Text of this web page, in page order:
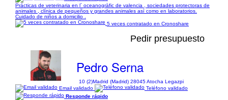
Prácticas de veterinaria en l´ oceanogràfic de valencia , sociedades protectoras de
animales , clínica de pequeños y grandes animales así como en laboratorios.
Cuidado de niños a domicilio .
5 veces contratado en Cronoshare
Pedir presupuesto
Pedro Serna
10 (2)Madrid (Madrid) 28045 Atocha Legazpi
Email validado
Teléfono validado
Responde rápido